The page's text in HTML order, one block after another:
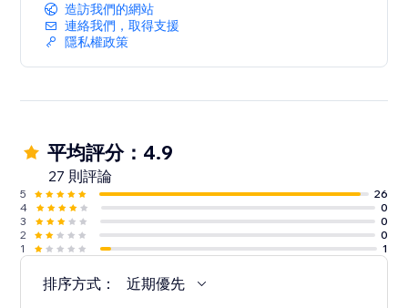
造訪我們的網站
連絡我們，取得支援
隱私權政策
平均評分：4.9
27 則評論
5
26
4
0
3
0
2
0
1
1
排序方式： 近期優先